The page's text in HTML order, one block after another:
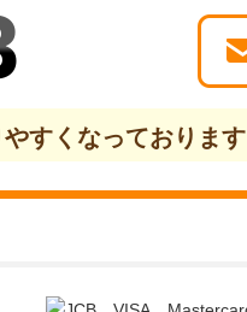
すくなっております